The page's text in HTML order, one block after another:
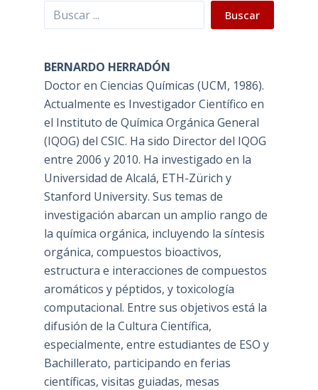
Buscar Buscar
BERNARDO HERRADÓN
Doctor en Ciencias Químicas (UCM, 1986).
Actualmente es Investigador Científico en
el Instituto de Química Orgánica General
(IQOG) del CSIC. Ha sido Director del IQOG
entre 2006 y 2010. Ha investigado en la
Universidad de Alcalá, ETH-Zürich y
Stanford University. Sus temas de
investigación abarcan un amplio rango de
la química orgánica, incluyendo la síntesis
orgánica, compuestos bioactivos,
estructura e interacciones de compuestos
aromáticos y péptidos, y toxicología
computacional. Entre sus objetivos está la
difusión de la Cultura Científica,
especialmente, entre estudiantes de ESO y
Bachillerato, participando en ferias
científicas, visitas guiadas, mesas